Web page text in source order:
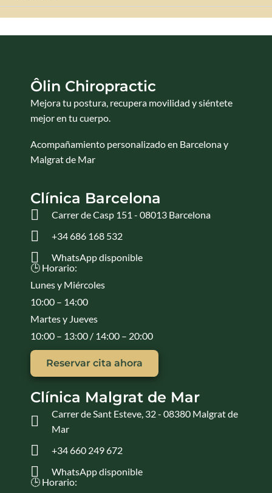
Ôlin Chiropractic
Mejora tu postura, recupera movilidad y siéntete
mejor en tu cuerpo.
Acompañamiento personalizado en Barcelona y
Malgrat de Mar
Clínica Barcelona
Carrer de Casp 151 - 08013 Barcelona
+34 686 168 532
WhatsApp disponible
🕒 Horario:
Lunes y Miércoles
10:00 – 14:00
Martes y Jueves
10:00 – 13:00 / 14:00 – 20:00
Reservar cita ahora
Clínica Malgrat de Mar
Carrer de Sant Esteve, 32 - 08380 Malgrat de
Mar
+34 660 249 672
WhatsApp disponible
🕒 Horario: